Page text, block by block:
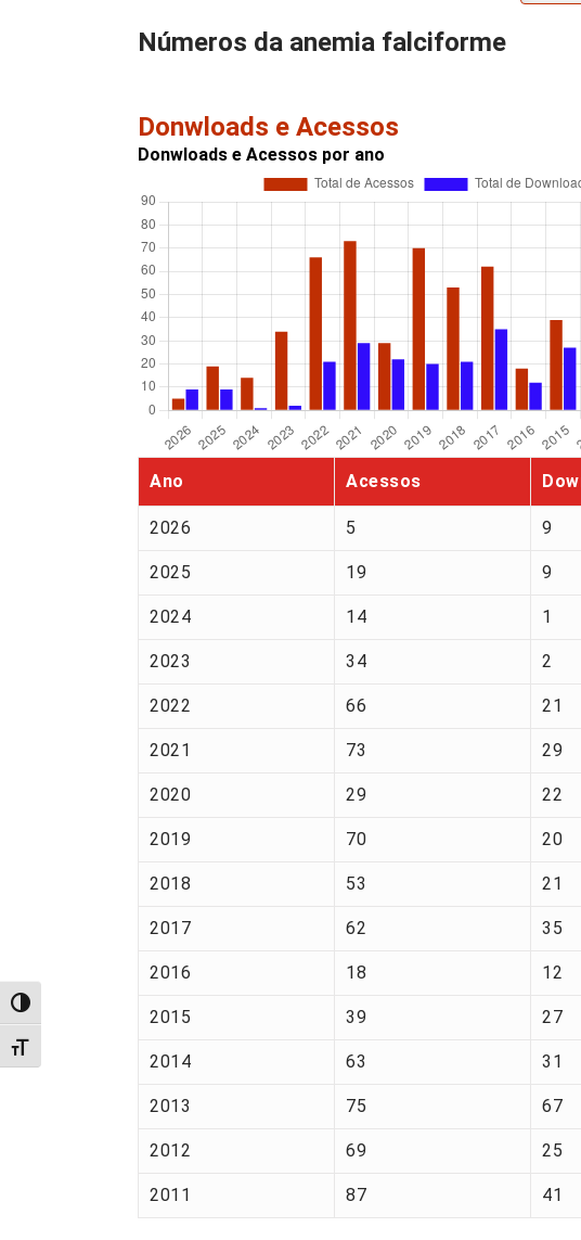
Alternar alto contraste
Alternar tamanho da fonte
Números da anemia falciforme
Donwloads e Acessos
Donwloads e Acessos por ano
Ano Acessos
2026 5 9
2025 19 9
2024 14 1
2023 34 2
2022 66 21
2021 73 29
2020 29 22
2019 70 20
2018 53 21
2017 62 35
2016 18 12
2015 39 27
2014 63 31
2013 75 67
2012 69 25
2011 87 41